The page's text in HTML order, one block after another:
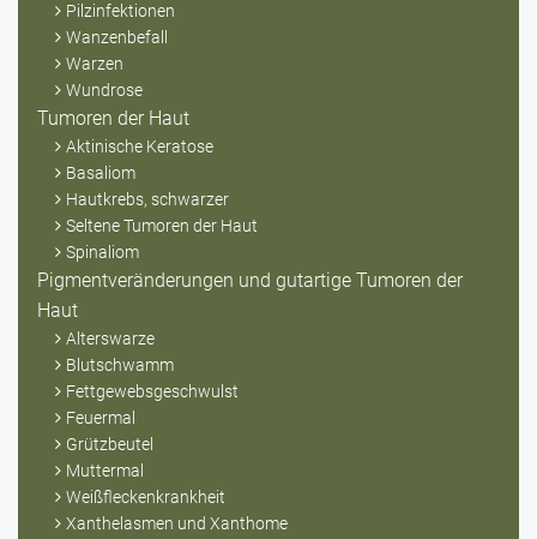
Pilzinfektionen
Wanzenbefall
Warzen
Wundrose
Tumoren der Haut
Aktinische Keratose
Basaliom
Hautkrebs, schwarzer
Seltene Tumoren der Haut
Spinaliom
Pigmentveränderungen und gutartige Tumoren der
Haut
Alterswarze
Blutschwamm
Fettgewebsgeschwulst
Feuermal
Grützbeutel
Muttermal
Weißfleckenkrankheit
Xanthelasmen und Xanthome